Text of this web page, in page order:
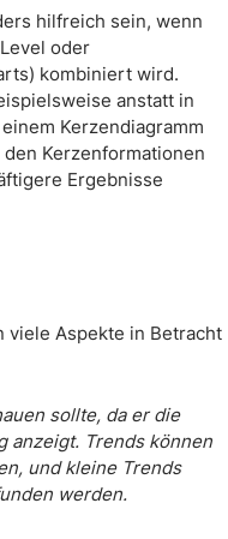
hilfreich sein, wenn
oder
kombiniert wird.
anstatt in
Kerzendiagramm
Kerzenformationen
Ergebnisse
viele Aspekte in Betracht
sollte, da er die
anzeigt. Trends können
und kleine Trends
werden.